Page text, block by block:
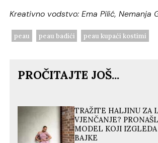
Kreativno vodstvo: Ema Pilić, Nemanja
peau peau badići peau kupaći kostimi
PROČITAJTE JOŠ...
TRAŽITE HALJINU ZA
VJENČANJE?
MODEL KOJI
BAJKE